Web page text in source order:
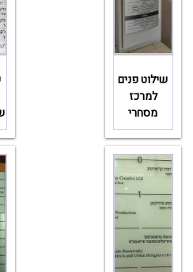
שילוט פנים
למרכז
מסחרי